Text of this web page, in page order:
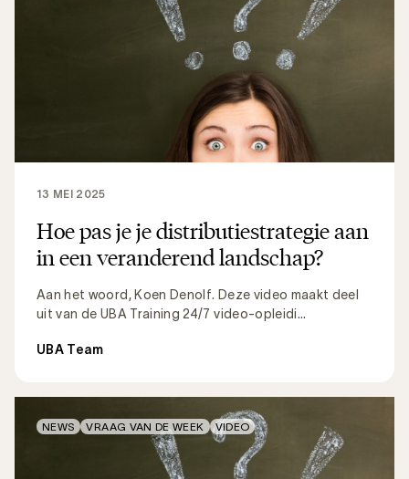
Hoe pas je je distributiestrategie aan
in een veranderend landschap?
Aan het woord, Koen Denolf. Deze video maakt deel
uit van de UBA Training 24/7 video-opleidi...
13 MEI 2025
UBA Team
NEWS VRAAG VAN DE WEEK VIDEO